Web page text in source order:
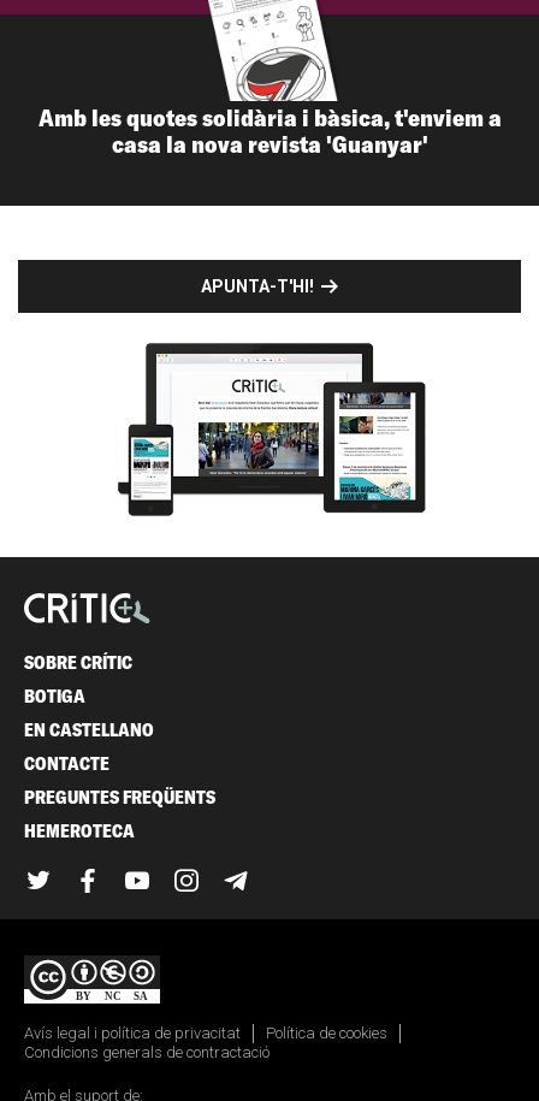
Amb les quotes solidària i bàsica, t'enviem a
casa la nova revista 'Guanyar'
APUNTA-T'HI!
SOBRE CRÍTIC
BOTIGA
EN CASTELLANO
CONTACTE
PREGUNTES FREQÜENTS
HEMEROTECA
TwitterFacebook
YouTubeInstagram
Avís legal i política de privacitat
Política de cookies
Condicions generals de contractació
Amb el suport de: